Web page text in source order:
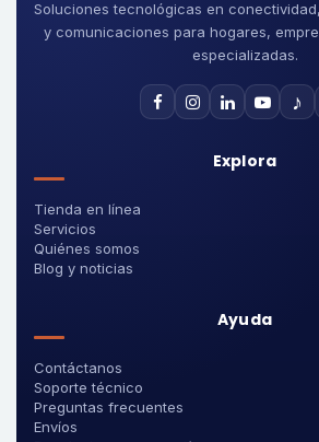
Soluciones tecnológicas en
y comunicaciones para hogares,
especializadas.
♪
Explora
Tienda en línea
Servicios
Quiénes somos
Blog y noticias
Ayuda
Contáctanos
Soporte técnico
Preguntas frecuentes
Envíos